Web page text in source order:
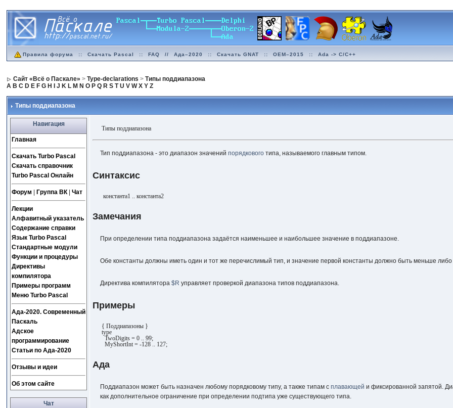
Правила форума :: Скачать Pascal :: FAQ // Ада–2020 :: Скачать GNAT :: OEM–2015 :: Ada -> C/C++
Сайт «Всё о Паскале» >Type-declarations >Типы поддиапазона
A B C D E F G H J K L M N O P Q R S T U V W X Y Z
Типы поддиапазона
Навигация
Главная
Скачать Turbo Pascal
Скачать справочник
Turbo Pascal Онлайн
Форум Группа ВК|Чат
Лекции
Алфавитный указатель
Содержание справки
Язык Turbo Pascal
Стандартные модули
Функции и процедуры
Директивы
компилятора
Примеры программ
Меню Turbo Pascal
Ада-2020. Современный
Паскаль
Адское
программирование
Статьи по Ада-2020
Отзывы и идеи
Об этом сайте
Чат
Типы поддиапазона
Тип поддиапазона - это диапазон значенийпорядкового типа, называемого главным типом.
Синтаксис
константа1 .. константа2
Замечания
При определении типа поддиапазона задаётся наименьшее и наибольшее значение в поддиапазоне.
Обе константы должны иметь один и тот же перечислимый тип, и значение первой константы должно быть меньше либо
Директива компилятора$R управляет проверкой диапазона типов поддиапазона.
Примеры
{ Поддиапазоны }
type
TwoDigits = 0 .. 99;
MyShortInt = -128 .. 127;
Ада
Поддиапазон может быть назначен любому порядковому типу, а также типам сплавающей и фиксированной запятой.
как дополнительное ограничение при определении подтипа уже существующего типа.